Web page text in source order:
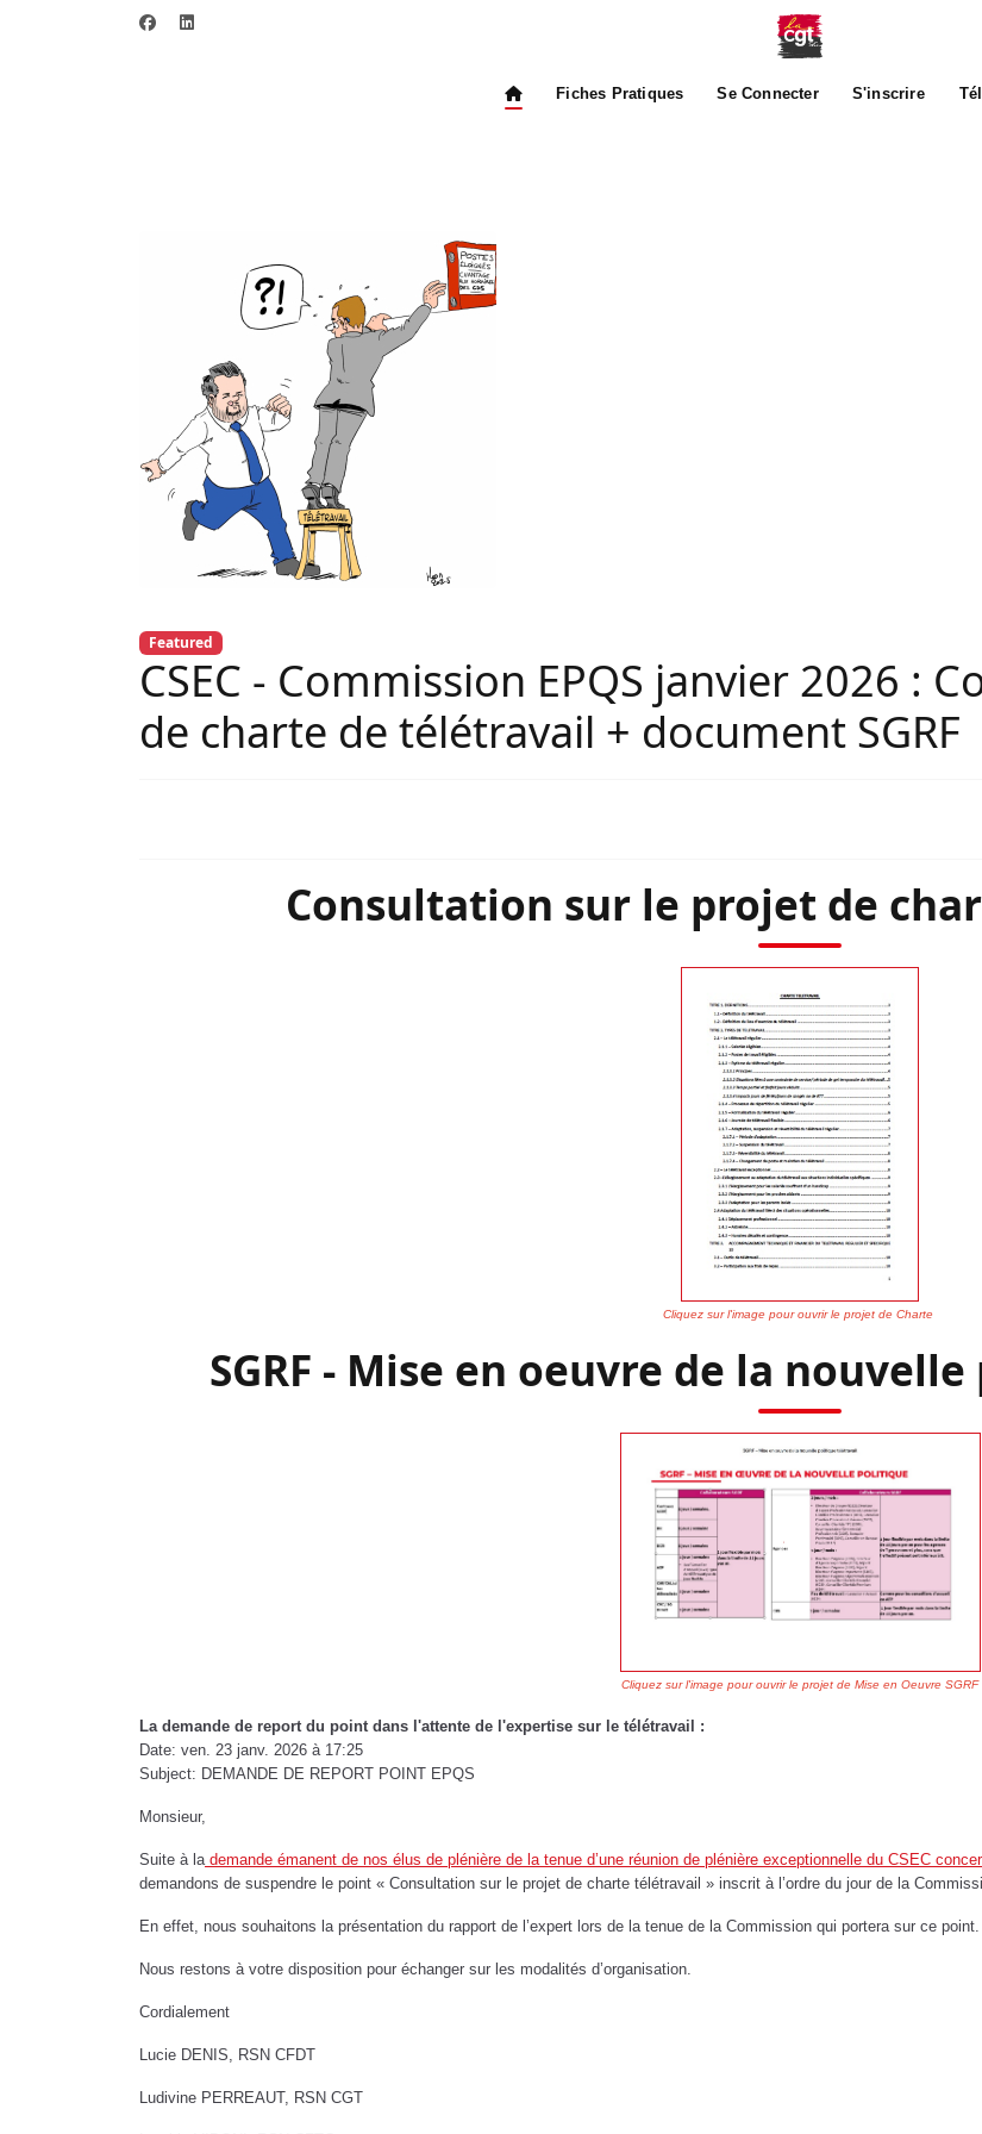
Fiches Pratiques Se Connecter S'inscrire
Featured
CSEC - Commission EPQS janvier 2026 :
de charte de télétravail + document SGRF
Consultation sur le projet de
Cliquez sur l'image pour ouvrirle projet de Charte
SGRF - Mise en oeuvre de la
Cliquez sur l'image pour ouvrirle projet de Mise en Oeuvre SGRF
La demande de report du point dans l'attente de l'expertise sur le télétravail :
Date: ven. 23 janv. 2026 à 17:25
Subject: DEMANDE DE REPORT POINT EPQS
Monsieur,
Suite à la demande émanent de nos élus de plénière de la tenue d’une réunion de plénière exceptionnelle du CSEC
demandons de suspendre le point « Consultation sur le projet de charte télétravail » inscrit à l’ordre du jour de la
En effet, nous souhaitons la présentation du rapport de l’expert lors de la tenue de la Commission qui portera sur ce point.
Nous restons à votre disposition pour échanger sur les modalités d’organisation.
Cordialement
Lucie DENIS, RSN CFDT
Ludivine PERREAUT, RSN CGT